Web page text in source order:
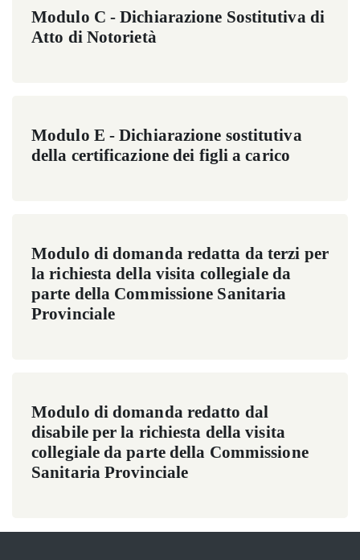
Modulo C - Dichiarazione Sostitutiva di
Atto di Notorietà
Modulo E - Dichiarazione sostitutiva
della certificazione dei figli a carico
Modulo di domanda redatta da terzi per
la richiesta della visita collegiale da
parte della Commissione Sanitaria
Provinciale
Modulo di domanda redatto dal
disabile per la richiesta della visita
collegiale da parte della Commissione
Sanitaria Provinciale